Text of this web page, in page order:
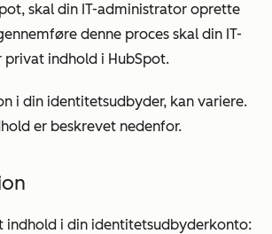
skal din IT-administrator oprette
denne proces skal din IT-
indhold i HubSpot.
i din identitetsudbyder, kan variere.
er beskrevet nedenfor.
indhold i din identitetsudbyderkonto: